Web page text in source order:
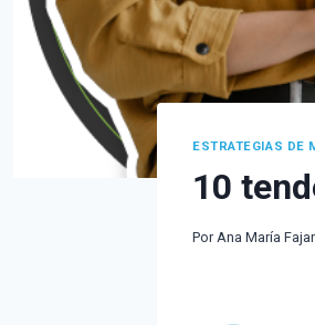
ESTRATEGIAS DE
10
Por Ana María